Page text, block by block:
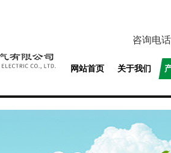
咨询电
网站首页 关于我们